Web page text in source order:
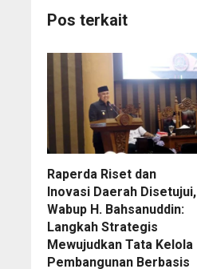
Pos terkait
Raperda Riset dan
Inovasi Daerah Disetujui,
Wabup H. Bahsanuddin:
Langkah Strategis
Mewujudkan Tata Kelola
Pembangunan Berbasis